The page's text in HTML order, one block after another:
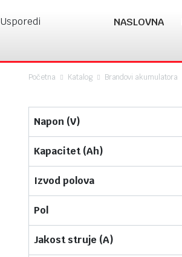
NASLOVNA
Početna Katalog Brandovi akumulatora
Napon (V)
Kapacitet (Ah)
Izvod polova
Pol
Jakost struje (A)
Usporedi